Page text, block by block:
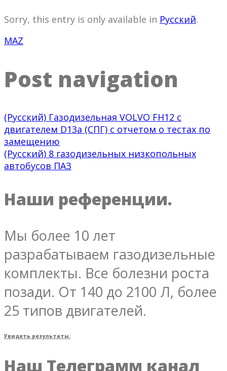
Sorry, this entry is only available in Русский.
MAZ
Post navigation
(Русский) Газодизельная VOLVO FH12 с
двигателем D13a (СПГ) с отчетом о тестах по
замещению
(Русский) 8 газодизельных низкопольных
автобусов ПАЗ
Наши референции.
Мы более 10 лет
разрабатываем газодизельные
комплекты. Все болезни роста
позади. От 140 до 2100 Л, более
25 типов двигателей.
Увидеть результаты.
Наш Телеграмм канал